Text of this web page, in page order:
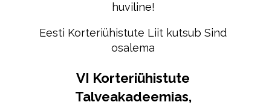
huviline!
Eesti Korteriühistute Liit kutsub Sind
osalema
VI Korteriühistute
Talveakadeemias,